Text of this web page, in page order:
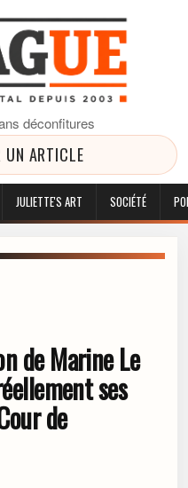
déconfitures
UN ARTICLE
JULIETTE'S ART SOCIÉTÉ
de Marine Le
ses
de